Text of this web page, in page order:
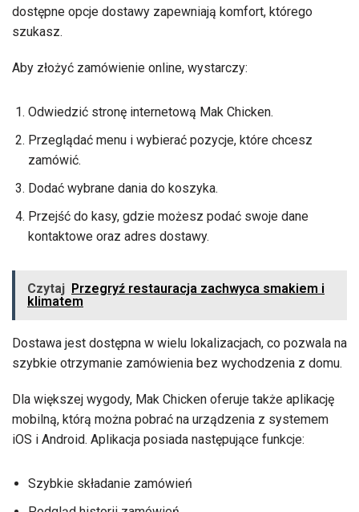
dostępne opcje dostawy zapewniają komfort, którego
szukasz.
Aby złożyć zamówienie online, wystarczy:
Odwiedzić stronę internetową Mak Chicken.
Przeglądać menu i wybierać pozycje, które chcesz
zamówić.
Dodać wybrane dania do koszyka.
Przejść do kasy, gdzie możesz podać swoje dane
kontaktowe oraz adres dostawy.
Czytaj Przegryź restauracja zachwyca smakiem i
klimatem
Dostawa jest dostępna w wielu lokalizacjach, co pozwala na
szybkie otrzymanie zamówienia bez wychodzenia z domu.
Dla większej wygody, Mak Chicken oferuje także aplikację
mobilną, którą można pobrać na urządzenia z systemem
iOS i Android. Aplikacja posiada następujące funkcje:
Szybkie składanie zamówień